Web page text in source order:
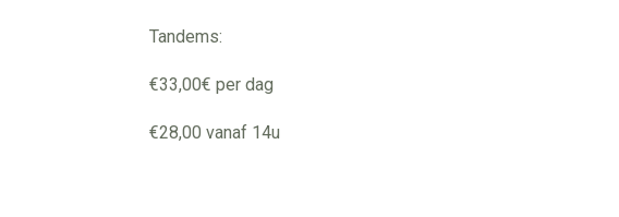
Tandems:
€33,00€ per dag
€28,00 vanaf 14u